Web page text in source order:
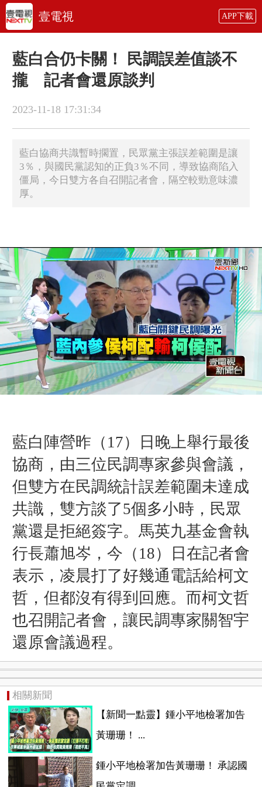
壹電視 APP下載
藍白合仍卡關！ 民調誤差值談不
攏 記者會還原談判
2023-11-18 17:31:34
藍白協商共識暫時擱置，民眾黨主張誤差範圍是讓
3％，與國民黨認知的正負3％不同，導致協商陷入
僵局，今日雙方各自召開記者會，隔空較勁意味濃
厚。
藍白陣營昨（17）
日晚上舉行最後
協商，由三位民調專家參與會議，
但雙方在民調統計誤差範圍未達成
共識，雙方談了5個多小時，民眾
黨還是拒絕簽字。馬英九基金會執
行長蕭旭岑，今（18）日在記者會
表示，凌晨打了好幾通電話給柯文
哲，但都沒有得到回應。而柯文哲
也召開記者會，讓民調專家關智宇
還原會議過程。
相關新聞
【新聞一點靈】鍾小平地檢署加告
黃珊珊！ ...
鍾小平地檢署加告黃珊珊！ 承認國